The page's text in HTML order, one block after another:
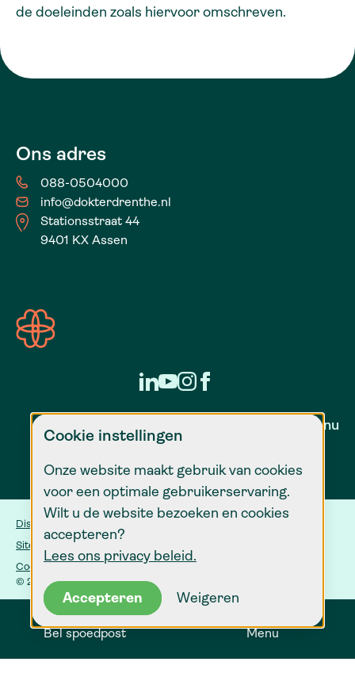
Cookie instellingen
Onze website maakt gebruik van cookies
voor een optimale gebruikerservaring.
Wilt u de website bezoeken en cookies
accepteren?
Lees ons privacy beleid.
Accepteren Weigeren
de doeleinden zoals hiervoor omschreven.
Ons adres
088-0504000
info@dokterdrenthe.nl
Stationsstraat 44
9401 KX Assen
Zorg voor nu
Disclaimer
Sitemap
Cookie instellingen
© 2026 Dokter Drenthe
Bel spoedpost Menu